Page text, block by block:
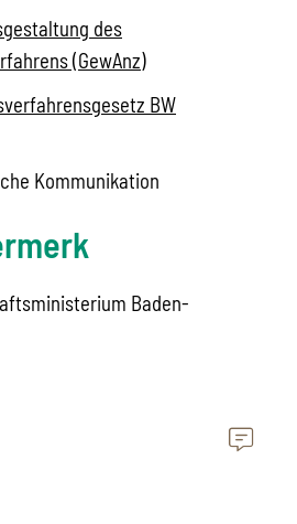
des
(GewAnz)
BW
Kommunikation
Baden-